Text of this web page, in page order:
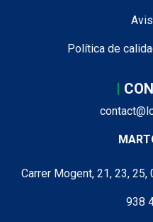
Política de
|
Carrer Mogent, 21, 23,
938